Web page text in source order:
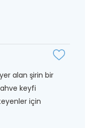
alan şirin bir
keyfi
için